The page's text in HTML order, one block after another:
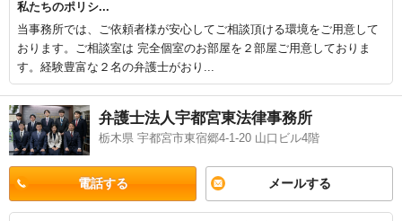
私たちのポリシ...
当事務所では、ご依頼者様が安心してご相談頂ける環境をご用意して
おります。ご相談室は 完全個室のお部屋を２部屋ご用意しておりま
す。経験豊富な２名の弁護士がおり...
弁護士法人宇都宮東法律事務所
栃木県 宇都宮市東宿郷4-1-20 山口ビル4階
電話する メールする